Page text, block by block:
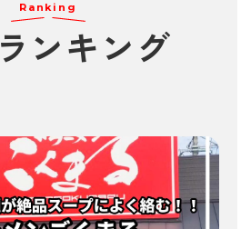
Ranking
ランキング